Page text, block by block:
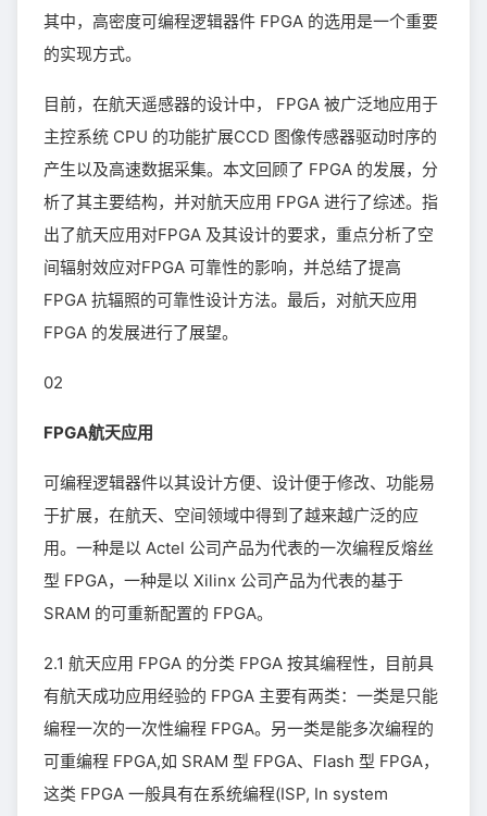
其中，高密度可编程逻辑器件 FPGA 的选用是一个重要
的实现方式。
目前，在航天遥感器的设计中， FPGA 被广泛地应用于
主控系统 CPU 的功能扩展CCD 图像传感器驱动时序的
产生以及高速数据采集。本文回顾了 FPGA 的发展，分
析了其主要结构，并对航天应用 FPGA 进行了综述。指
出了航天应用对FPGA 及其设计的要求，重点分析了空
间辐射效应对FPGA 可靠性的影响，并总结了提高
FPGA 抗辐照的可靠性设计方法。最后，对航天应用
FPGA 的发展进行了展望。
02
FPGA航天应用
可编程逻辑器件以其设计方便、设计便于修改、功能易
于扩展，在航天、空间领域中得到了越来越广泛的应
用。一种是以 Actel 公司产品为代表的一次编程反熔丝
型 FPGA，一种是以 Xilinx 公司产品为代表的基于
SRAM 的可重新配置的 FPGA。
2.1 航天应用 FPGA 的分类 FPGA 按其编程性，目前具
有航天成功应用经验的 FPGA 主要有两类：一类是只能
编程一次的一次性编程 FPGA。另一类是能多次编程的
可重编程 FPGA,如 SRAM 型 FPGA、Flash 型 FPGA，
这类 FPGA 一般具有在系统编程(ISP, In system